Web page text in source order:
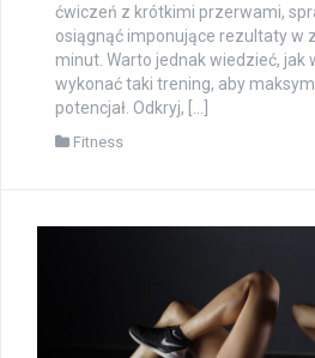
ćwiczeń z krótkimi przerwami,
osiągnąć imponujące rezultaty w
minut. Warto jednak wiedzieć, jak
wykonać taki trening, aby
potencjał. Odkryj, […]
Fitness